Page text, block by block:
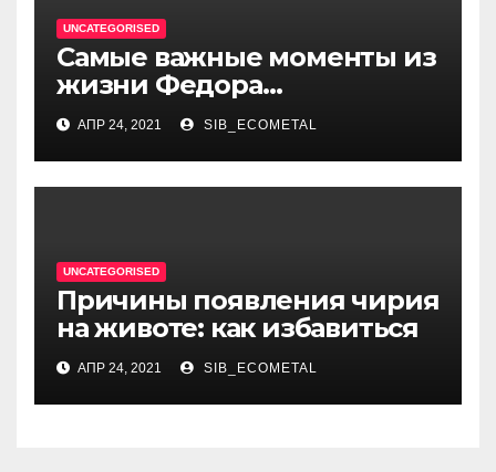
UNCATEGORISED
Самые важные моменты из
жизни Федора
Достоевского — от детства
и становления писателя до
трагических событий и
восхождения на
АПР 24, 2021 SIB_ECOMETAL
UNCATEGORISED
Причины появления чирия
на животе: как избавиться
АПР 24, 2021 SIB_ECOMETAL